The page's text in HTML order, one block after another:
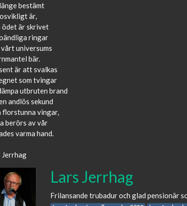
bestämt
är,
ödet är skrivet
ringar
vårt universums
bär.
är att svalkas
som tvingar
utbruten brand
andlös sekund
florstunna vingar,
berörs av vår
varma hand.
Jerrhag
Lars Jerrhag
Frilansande trubadur och glad pensionär